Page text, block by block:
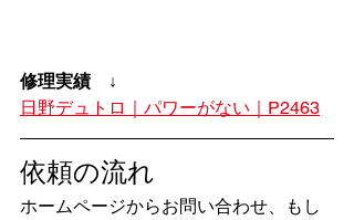
修理実績　↓
日野デュトロ｜パワーがない｜P2463
依頼の流れ
ホームページからお問い合わせ、もし